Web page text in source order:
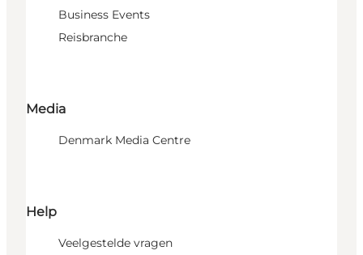
Business Events
Reisbranche
Media
Denmark Media Centre
Help
Veelgestelde vragen